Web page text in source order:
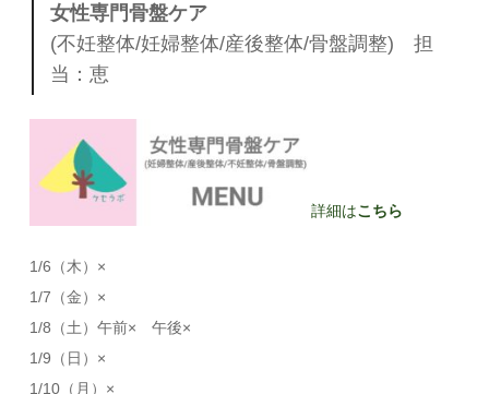
女性専門骨盤ケア
(不妊整体/妊婦整体/産後整体/骨盤調整) 担
当：恵
詳細はこちら
1/6（木）×
1/7（金）×
1/8（土）午前× 午後×
1/9（日）×
1/10（月）×